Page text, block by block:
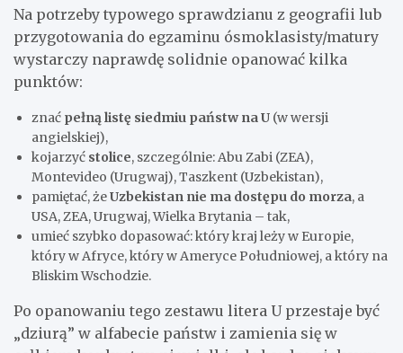
Na potrzeby typowego sprawdzianu z geografii lub
przygotowania do egzaminu ósmoklasisty/matury
wystarczy naprawdę solidnie opanować kilka
punktów:
znać pełną listę siedmiu państw na U (w wersji
angielskiej),
kojarzyć stolice, szczególnie: Abu Zabi (ZEA),
Montevideo (Urugwaj), Taszkent (Uzbekistan),
pamiętać, żeUzbekistan nie ma dostępu do morza, a
USA, ZEA, Urugwaj, Wielka Brytania – tak,
umieć szybko dopasować: który kraj leży w Europie,
który w Afryce, który w Ameryce Południowej, a który na
Bliskim Wschodzie.
Po opanowaniu tego zestawu litera U przestaje być
„dziurą” w alfabecie państw i zamienia się w